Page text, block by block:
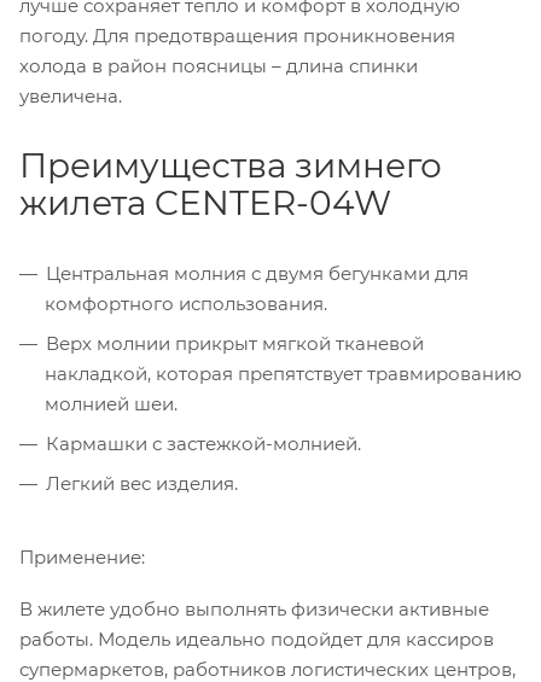
лучше сохраняет тепло и комфорт в холодную
погоду. Для предотвращения проникновения
холода в район поясницы – длина спинки
увеличена.
Преимущества зимнего
жилета CENTER-04W
Центральная молния с двумя бегунками для
комфортного использования.
Верх молнии прикрыт мягкой тканевой
накладкой, которая препятствует травмированию
молнией шеи.
Кармашки с застежкой-молнией.
Легкий вес изделия.
Применение:
В жилете удобно выполнять физически активные
работы. Модель идеально подойдет для кассиров
супермаркетов, работников логистических центров,